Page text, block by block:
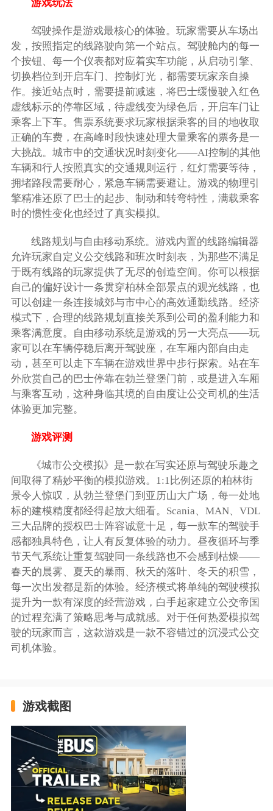
游戏玩法
驾驶操作是游戏最核心的体验。玩家需要从车场出
发，按照指定的线路驶向第一个站点。驾驶舱内的每一
个按钮、每一个仪表都对应着实车功能，从启动引擎、
切换档位到开启车门、控制灯光，都需要玩家亲自操
作。接近站点时，需要提前减速，将巴士缓慢驶入红色
虚线标示的停靠区域，待虚线变为绿色后，开启车门让
乘客上下车。售票系统要求玩家根据乘客的目的地收取
正确的车费，在高峰时段快速处理大量乘客的票务是一
大挑战。城市中的交通状况时刻变化——AI控制的其他
车辆和行人按照真实的交通规则运行，红灯需要等待，
拥堵路段需要耐心，紧急车辆需要避让。游戏的物理引
擎精准还原了巴士的起步、制动和转弯特性，满载乘客
时的惯性变化也经过了真实模拟。
线路规划与自由移动系统。游戏内置的线路编辑器
允许玩家自定义公交线路和班次时刻表，为那些不满足
于既有线路的玩家提供了无尽的创造空间。你可以根据
自己的偏好设计一条贯穿柏林全部景点的观光线路，也
可以创建一条连接城郊与市中心的高效通勤线路。经济
模式下，合理的线路规划直接关系到公司的盈利能力和
乘客满意度。自由移动系统是游戏的另一大亮点——玩
家可以在车辆停稳后离开驾驶座，在车厢内部自由走
动，甚至可以走下车辆在游戏世界中步行探索。站在车
外欣赏自己的巴士停靠在勃兰登堡门前，或是进入车厢
与乘客互动，这种身临其境的自由度让公交司机的生活
体验更加完整。
游戏评测
《城市公交模拟》是一款在写实还原与驾驶乐趣之
间取得了精妙平衡的模拟游戏。1:1比例还原的柏林街
景令人惊叹，从勃兰登堡门到亚历山大广场，每一处地
标的建模精度都经得起放大细看。Scania、MAN、VDL
三大品牌的授权巴士阵容诚意十足，每一款车的驾驶手
感都独具特色，让人有反复体验的动力。昼夜循环与季
节天气系统让重复驾驶同一条线路也不会感到枯燥——
春天的晨雾、夏天的暴雨、秋天的落叶、冬天的积雪，
每一次出发都是新的体验。经济模式将单纯的驾驶模拟
提升为一款有深度的经营游戏，白手起家建立公交帝国
的过程充满了策略思考与成就感。对于任何热爱模拟驾
驶的玩家而言，这款游戏是一款不容错过的沉浸式公交
司机体验。
游戏截图